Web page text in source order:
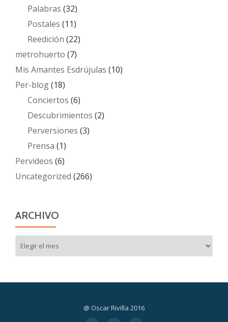
Palabras (32)
Postales (11)
Reedición (22)
metrohuerto (7)
Mis Amantes Esdrújulas (10)
Per-blog(18)
Conciertos (6)
Descubrimientos (2)
Perversiones (3)
Prensa (1)
Pervideos (6)
Uncategorized (266)
ARCHIVO
@ Oscar Rivilla 2016